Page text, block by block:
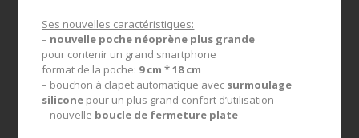
Ses nouvelles caractéristiques:
– nouvelle poche néoprène plus grande
pour contenir un grand smartphone
format de la poche: 9 cm * 18 cm
– bouchon à clapet automatique avec surmoulage
silicone pour un plus grand confort d’utilisation
– nouvelle boucle de fermeture plate